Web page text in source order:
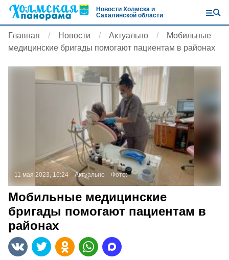
Новости Холмска и
Сахалинской области
Главная Новости Актуально
Мобильные
медицинские бригады помогают пациентам в районах
11 мая 2023, 16:24 Актуально Фото:
Мобильные медицинские
бригады помогают пациентам в
районах